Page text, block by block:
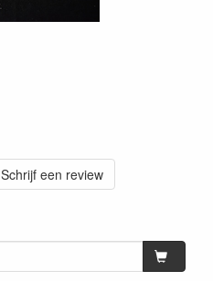
Schrijf een review